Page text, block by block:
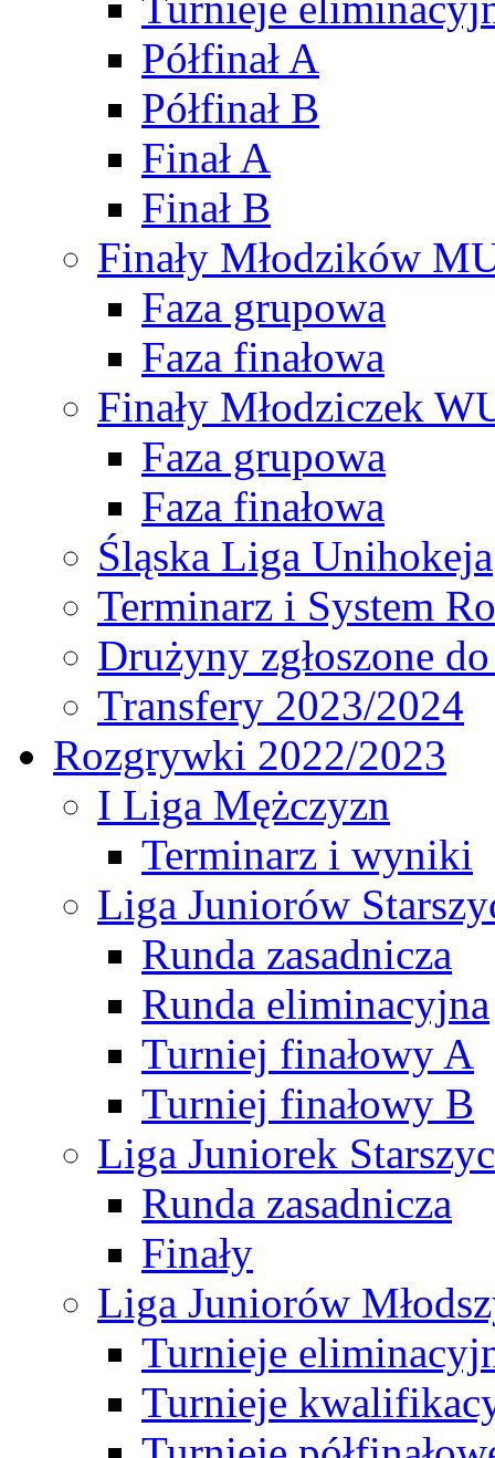
Półfinał A
Półfinał B
Finał A
Finał B
Finały Młodzików
Faza grupowa
Faza finałowa
Finały Młodziczek
Faza grupowa
Faza finałowa
Śląska Liga Unihokeja
Terminarz i System
Drużyny zgłoszone
Transfery 2023/2024
Rozgrywki 2022/2023
I Liga Mężczyzn
Terminarz i wyniki
Liga Juniorów
Runda zasadnicza
Runda eliminacyjna
Turniej finałowy A
Turniej finałowy B
Liga Juniorek
Runda zasadnicza
Finały
Liga Juniorów
Turnieje
Turnieje